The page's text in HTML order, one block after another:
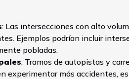
: Las intersecciones con alto
Ejemplos podrían incluir
pobladas.
: Tramos de autopistas y
experimentar más accidentes,